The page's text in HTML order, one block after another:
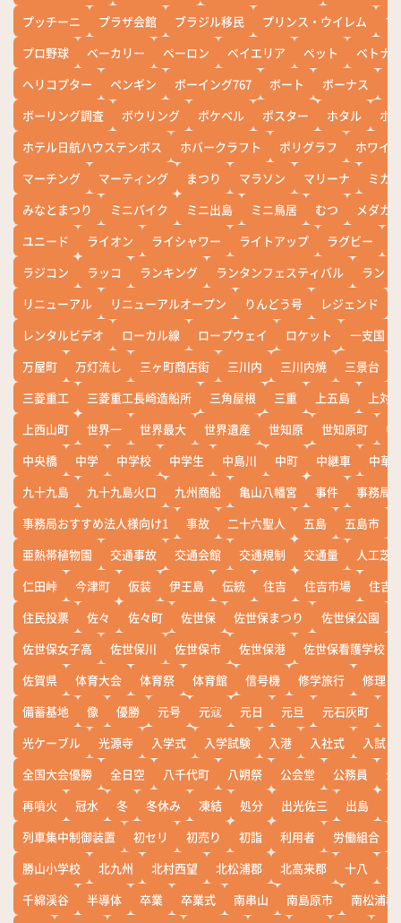
プッチーニ
プラザ会館 ブラジル移民 プリンス・ウイレム
ブ
プロ野球
ベーカリー ペーロン ベイエリア ペット
ベトナ
ヘリコプター
ペンギン ボーイング767 ボート ボーナス
ボーリング調査
ボウリング ポケベル ポスター ホタル
ホ
ホテル日航ハウステンボス
ホバークラフト ポリグラフ
ホワイ
マーチング
マーティング まつり マラソン マリーナ
ミカ
みなとまつり
ミニバイク ミニ出島 ミニ鳥居 むつ
メダカ
ユニード
ライオン ライシャワー ライトアップ ラグビー
ラジコン
ラッコ ランキング ランタンフェスティバル
ランド
リニューアル
リニューアルオープン りんどう号 レジェンド
レンタルビデオ
ローカル線 ロープウェイ ロケット
一支国
万屋町
万灯流し 三ヶ町商店街 三川内 三川内焼 三景台
三菱重工
三菱重工長崎造船所 三角屋根 三重 上五島
上対
上西山町
世界一 世界最大 世界遺産 世知原 世知原町
中
中央橋
中学 中学校 中学生 中島川 中町 中継車
中華
九十九島
九十九島火口 九州商船 亀山八幡宮 事件
事務局
事務局おすすめ法人様向け1
事故 二十六聖人 五島 五島市
亜熱帯植物園
交通事故 交通会館 交通規制 交通量
人工芝
仁田峠
今津町 仮装 伊王島 伝統 住吉 住吉市場
住吉
住民投票
佐々 佐々町 佐世保 佐世保まつり 佐世保公園
佐世保女子高
佐世保川 佐世保市 佐世保港
佐世保看護学校
佐賀県
体育大会 体育祭 体育館 信号機 修学旅行
修理
備蓄基地
像 優勝 元号 元寇 元日 元旦 元石灰町
光ケーブル
光源寺 入学式 入学試験 入港 入社式
入試
全国大会優勝
全日空 八千代町 八朔祭 公会堂 公務員
公
再噴火
冠水 冬 冬休み 凍結 処分 出光佐三 出島
列車集中制御装置
初セリ 初売り 初詣 利用者 労働組合
勝山小学校
北九州 北村西望 北松浦郡 北高来郡 十八
十
千綿渓谷
半導体 卒業 卒業式 南串山 南島原市
南松浦郡